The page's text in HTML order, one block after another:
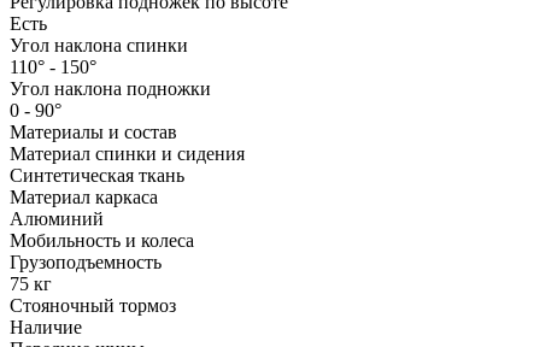
Есть
Угол наклона спинки
110° - 150°
Угол наклона подножки
0 - 90°
Материалы и состав
Материал спинки и сидения
Синтетическая ткань
Материал каркаса
Алюминий
Мобильность и колеса
Грузоподъемность
75 кг
Стояночный тормоз
Наличие